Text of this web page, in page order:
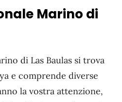
Marino di
di Las Baulas si trova
e comprende diverse
la vostra attenzione,